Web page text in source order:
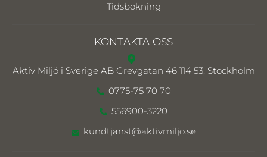
Tidsbokning
KONTAKTA OSS
Aktiv Miljö i Sverige AB Grevgatan 46 114 53, Stockholm
0775-75 70 70
556900-3220
kundtjanst@aktivmiljo.se